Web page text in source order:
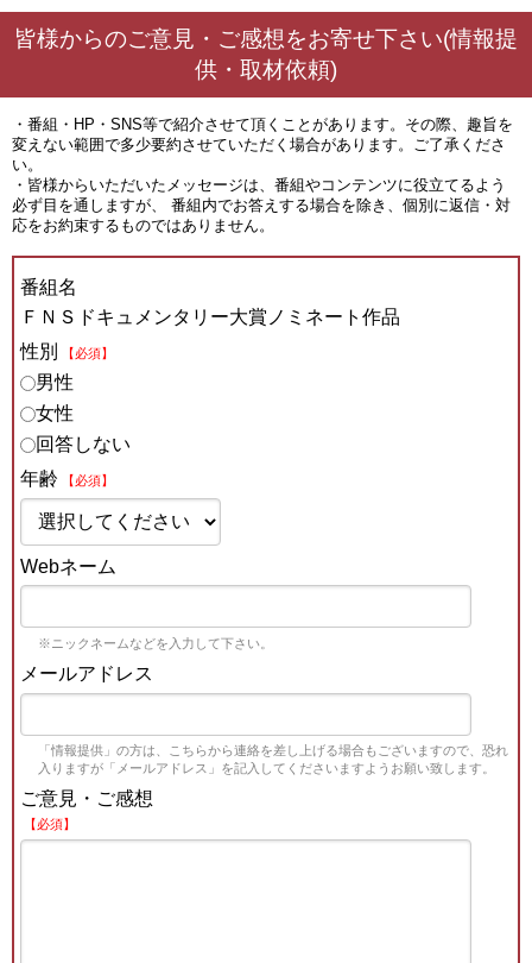
皆様からのご意見・ご感想をお寄せ下さい(情報提
供・取材依頼)
・番組・HP・SNS等で紹介させて頂くことがあります。その際、趣旨を
変えない範囲で多少要約させていただく場合があります。ご了承くださ
い。
・皆様からいただいたメッセージは、番組やコンテンツに役立てるよう
必ず目を通しますが、 番組内でお答えする場合を除き、個別に返信・対
応をお約束するものではありません。
番組名
ＦＮＳドキュメンタリー大賞ノミネート作品
性別
【必須】
男性
女性
回答しない
年齢
【必須】
Webネーム
※ニックネームなどを入力して下さい。
メールアドレス
「情報提供」の方は、こちらから連絡を差し上げる場合もございますので、恐れ
入りますが「メールアドレス」を記入してくださいますようお願い致します。
ご意見・ご感想
【必須】